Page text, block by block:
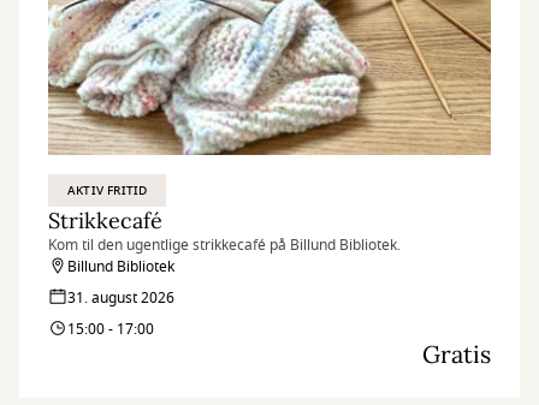
AKTIV FRITID
Strikkecafé
Kom til den ugentlige strikkecafé på Billund Bibliotek.
Billund Bibliotek
31. august 2026
15:00 - 17:00
Gratis